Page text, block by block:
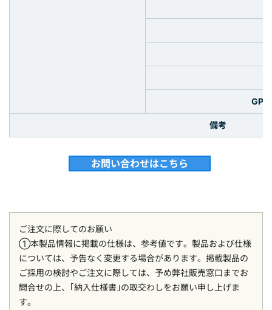
GPS
備考
お問い合わせはこちら
ご注文に際してのお願い
①本製品情報に掲載の仕様は、参考値です。製品および仕様
については、予告なく変更する場合があります。掲載製品の
ご採用の検討やご注文に際しては、予め弊社販売窓口までお
問合せの上、｢納入仕様書｣の取交わしをお願い申し上げま
す。